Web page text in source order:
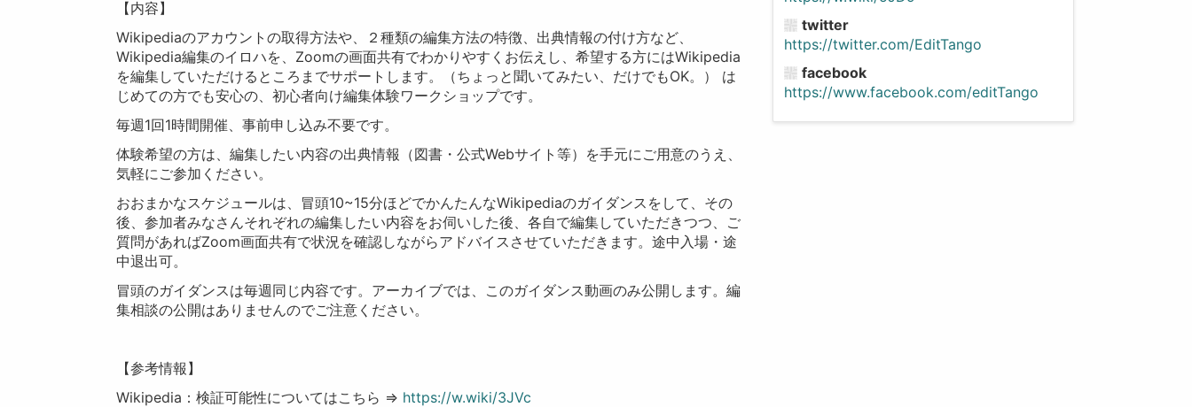
【内容】
Wikipediaのアカウントの取得方法や、２種類の編集方法の特徴、出典情報の付け方など、
Wikipedia編集のイロハを、Zoomの画面共有でわかりやすくお伝えし、希望する方にはWikipedia
を編集していただけるところまでサポートします。（ちょっと聞いてみたい、だけでもOK。） は
じめての方でも安心の、初心者向け編集体験ワークショップです。
毎週1回1時間開催、事前申し込み不要です。
体験希望の方は、編集したい内容の出典情報（図書・公式Webサイト等）を手元にご用意のうえ、
気軽にご参加ください。
おおまかなスケジュールは、冒頭10~15分ほどでかんたんなWikipediaのガイダンスをして、その
後、参加者みなさんそれぞれの編集したい内容をお伺いした後、各自で編集していただきつつ、ご
質問があればZoom画面共有で状況を確認しながらアドバイスさせていただきます。途中入場・途
中退出可。
冒頭のガイダンスは毎週同じ内容です。アーカイブでは、このガイダンス動画のみ公開します。編
集相談の公開はありませんのでご注意ください。
【参考情報】
Wikipedia：検証可能性についてはこちら ⇒ https://w.wiki/3JVc
twitter
https://twitter.com/EditTango
facebook
https://www.facebook.com/editTango